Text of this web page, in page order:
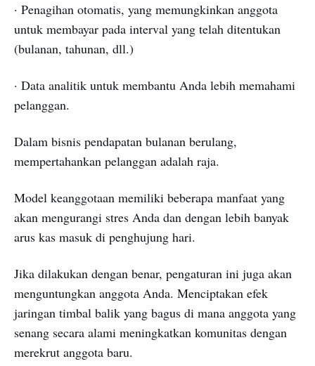
· Penagihan otomatis, yang memungkinkan anggota
untuk membayar pada interval yang telah ditentukan
(bulanan, tahunan, dll.)
· Data analitik untuk membantu Anda lebih memahami
pelanggan.
Dalam bisnis pendapatan bulanan berulang,
mempertahankan pelanggan adalah raja.
Model keanggotaan memiliki beberapa manfaat yang
akan mengurangi stres Anda dan dengan lebih banyak
arus kas masuk di penghujung hari.
Jika dilakukan dengan benar, pengaturan ini juga akan
menguntungkan anggota Anda. Menciptakan efek
jaringan timbal balik yang bagus di mana anggota yang
senang secara alami meningkatkan komunitas dengan
merekrut anggota baru.